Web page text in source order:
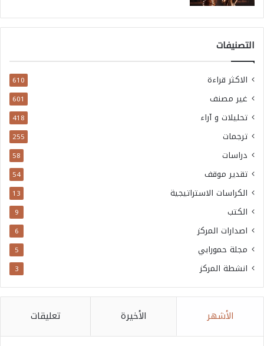
التصنيفات
الاكثر قراءة 610
غير مصنف 601
تحليلات و آراء 418
ترجمات 255
دراسات 58
تقدير موقف 54
الكراسات الاستراتيجية 13
الكتب 9
اصدارات المركز 6
مجلة حمورابي 5
انشطة المركز 3
الأشهر الأخيرة تعليقات